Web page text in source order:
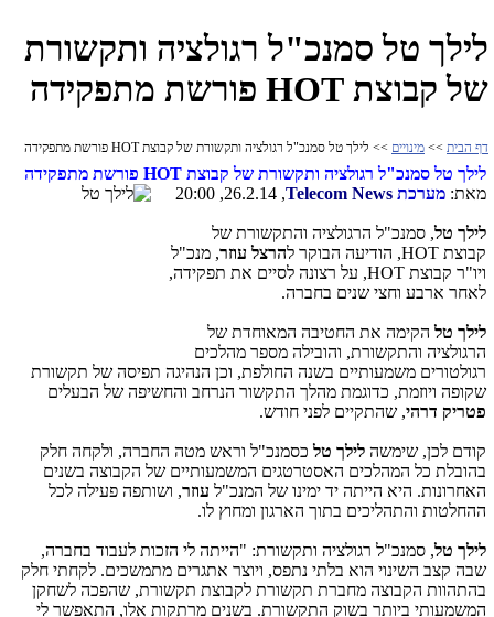
לילך טל סמנכ"ל רגולציה ותקשורת
של קבוצת HOT פורשת מתפקידה
דף הבית >> מינויים >> לילך טל סמנכ"ל רגולציה ותקשורת של קבוצת HOT פורשת מתפקידה
לילך טל סמנכ"ל רגולציה ותקשורת של קבוצת HOT פורשת מתפקידה
מאת: מערכת Telecom News
, 26.2.14, 20:00
לילך טל, סמנכ"ל הרגולציה והתקשורת של
קבוצת HOT, הודיעה הבוקר להרצל עוזר, מנכ"ל
ויו"ר קבוצת HOT, על רצונה לסיים את תפקידה,
לאחר ארבע וחצי שנים בחברה.
לילך טל הקימה את החטיבה המאוחדת של
הרגולציה והתקשורת, והובילה מספר מהלכים
רגולטורים משמעותיים בשנה החולפת, וכן הנהיגה תפיסה של תקשורת
שקופה ויוזמת, כדוגמת מהלך התקשור הנרחב והחשיפה של הבעלים
פטריק דרהי, שהתקיים לפני חודש.
קודם לכן, שימשה לילך טל כסמנכ"ל וראש מטה החברה, ולקחה חלק
בהובלת כל המהלכים האסטרטגים המשמעותיים של הקבוצה בשנים
האחרונות. היא הייתה יד ימינו של המנכ"ל עוזר, ושותפה פעילה לכל
ההחלטות והתהליכים בתוך הארגון ומחוץ לו.
לילך טל, סמנכ"ל רגולציה ותקשורת: "הייתה לי הזכות לעבוד בחברה,
שבה קצב השינוי הוא בלתי נתפס, ויוצר אתגרים מתמשכים. לקחתי חלק
בהתהוות הקבוצה מחברת תקשורת לקבוצת תקשורת, שהפכה לשחקן
המשמעותי ביותר בשוק התקשורת. בשנים מרתקות אלו, התאפשר לי